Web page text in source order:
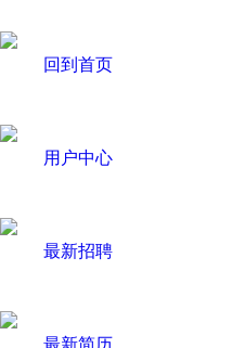
回到首页
用户中心
最新招聘